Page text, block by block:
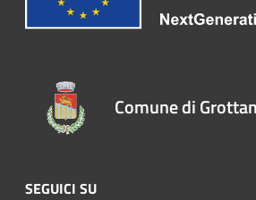
Comune di
SEGUICI SU